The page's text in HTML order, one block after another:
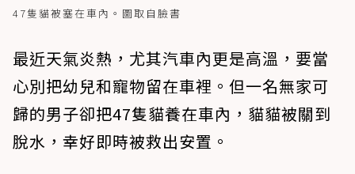
47隻貓被塞在車內。圖取自臉書
最近天氣炎熱，尤其汽車內更是高溫，要當
心別把幼兒和寵物留在車裡。但一名無家可
歸的男子卻把47隻貓養在車內，貓貓被關到
脫水，幸好即時被救出安置。